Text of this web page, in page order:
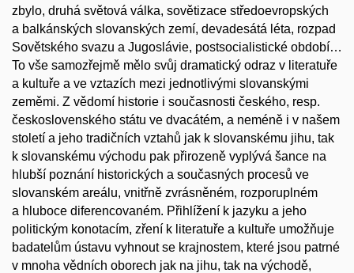
zbylo, druhá světová válka, sovětizace středoevropských
a balkánských slovanských zemí, devadesátá léta, rozpad
Sovětského svazu a Jugoslávie, postsocialistické období…
To vše samozřejmě mělo svůj dramatický odraz v literatuře
a kultuře a ve vztazích mezi jednotlivými slovanskými
zeměmi. Z vědomí historie i současnosti českého, resp.
československého státu ve dvacátém, a neméně i v našem
století a jeho tradičních vztahů jak k slovanskému jihu, tak
k slovanskému východu pak přirozeně vyplývá šance na
hlubší poznání historických a současných procesů ve
slovanském areálu, vnitřně zvrásněném, rozporuplném
a hluboce diferencovaném. Přihlížení k jazyku a jeho
politickým konotacím, zření k literatuře a kultuře umožňuje
badatelům ústavu vyhnout se krajnostem, které jsou patrné
v mnoha vědních oborech jak na jihu, tak na východě,